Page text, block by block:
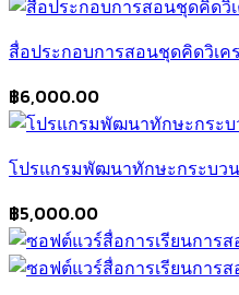
สื่อประกอบการสอนชุดคิดวิเค
฿6,000.00
โปรแกรมพัฒนาทักษะกระบว
฿5,000.00